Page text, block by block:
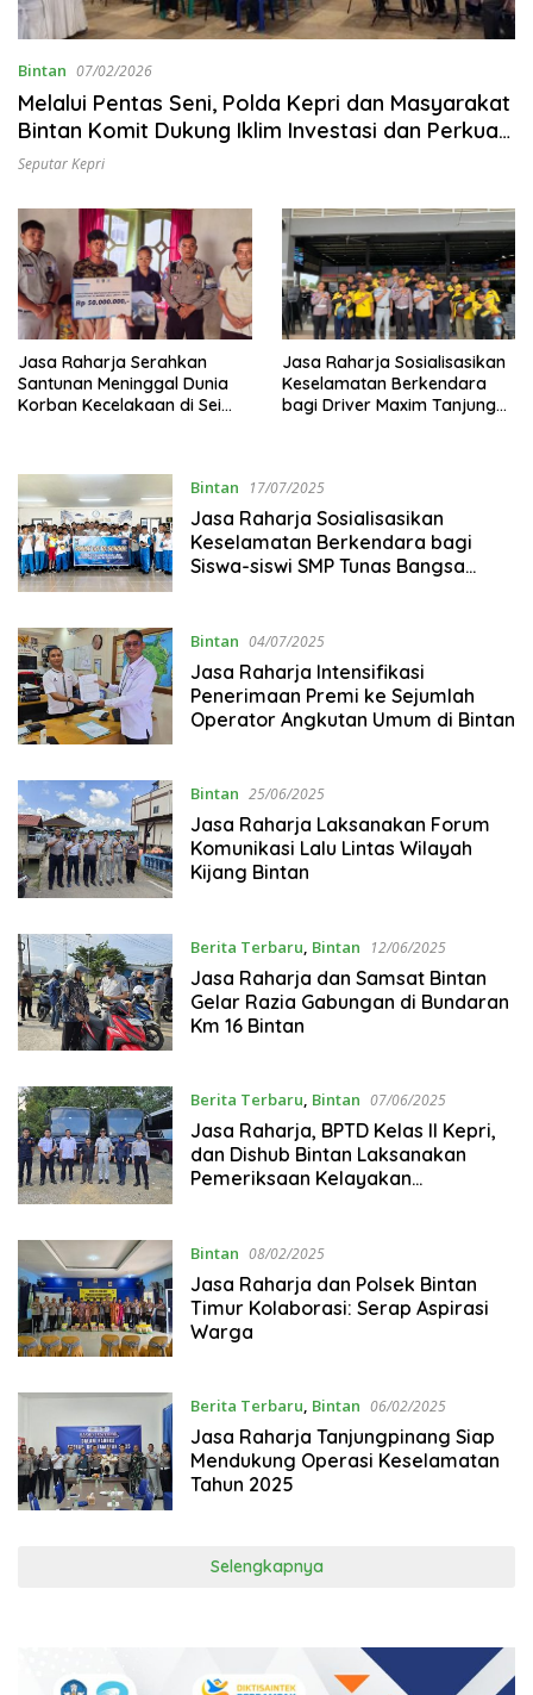
Bintan 07/02/2026
Melalui Pentas Seni, Polda Kepri dan Masyarakat
Bintan Komit Dukung Iklim Investasi dan Perkuat
Kamtibmas
Seputar Kepri
Jasa Raharja Serahkan
Santunan Meninggal Dunia
Korban Kecelakaan di Sei
Jasa Raharja Sosialisasikan
Keselamatan Berkendara
bagi Driver Maxim Tanjung
Bintan 17/07/2025
Jasa Raharja Sosialisasikan
Keselamatan Berkendara bagi
Siswa-siswi SMP Tunas Bangsa
Bintan 04/07/2025
Jasa Raharja Intensifikasi
Penerimaan Premi ke Sejumlah
Operator Angkutan Umum di Bintan
Bintan 25/06/2025
Jasa Raharja Laksanakan Forum
Komunikasi Lalu Lintas Wilayah
Kijang Bintan
Berita Terbaru, Bintan 12/06/2025
Jasa Raharja dan Samsat Bintan
Gelar Razia Gabungan di Bundaran
Km 16 Bintan
Berita Terbaru, Bintan 07/06/2025
Jasa Raharja, BPTD Kelas II Kepri,
dan Dishub Bintan Laksanakan
Pemeriksaan Kelayakan
Bintan 08/02/2025
Jasa Raharja dan Polsek Bintan
Timur Kolaborasi: Serap Aspirasi
Warga
Berita Terbaru, Bintan 06/02/2025
Jasa Raharja Tanjungpinang Siap
Mendukung Operasi Keselamatan
Tahun 2025
Selengkapnya